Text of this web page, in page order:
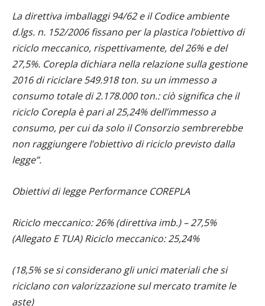
La direttiva imballaggi 94/62 e il Codice ambiente
d.lgs. n. 152/2006 fissano per la plastica l’obiettivo di
riciclo meccanico, rispettivamente, del 26% e del
27,5%. Corepla dichiara nella relazione sulla gestione
2016 di riciclare 549.918 ton. su un immesso a
consumo totale di 2.178.000 ton.: ciò significa che il
riciclo Corepla è pari al 25,24% dell’immesso a
consumo, per cui da solo il Consorzio sembrerebbe
non raggiungere l’obiettivo di riciclo previsto dalla
legge”.
Obiettivi di legge Performance COREPLA
Riciclo meccanico: 26% (direttiva imb.) – 27,5%
(Allegato E TUA) Riciclo meccanico: 25,24%
(18,5% se si considerano gli unici materiali che si
riciclano con valorizzazione sul mercato tramite le
aste)